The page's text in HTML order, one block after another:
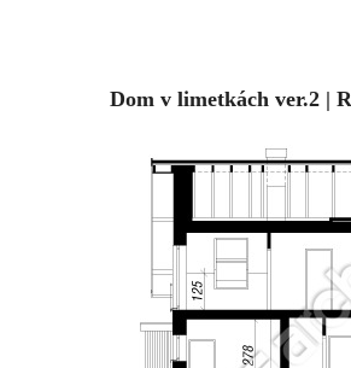
Dom v limetkách ver.2 |